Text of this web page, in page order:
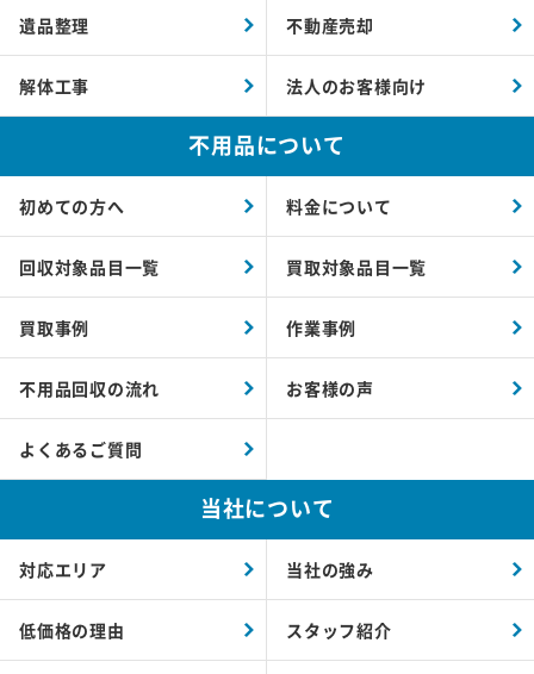
遺品整理 不動産売却
解体工事 法人のお客様向け
不用品について
初めての方へ 料金について
回収対象品目一覧 買取対象品目一覧
買取事例 作業事例
不用品回収の流れ お客様の声
よくあるご質問
当社について
対応エリア 当社の強み
低価格の理由 スタッフ紹介